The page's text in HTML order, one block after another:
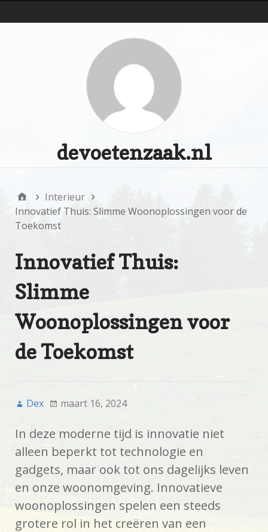
devoetenzaak.nl
Interieur
Innovatief Thuis: Slimme Woonoplossingen voor de
Toekomst
Innovatief Thuis:
Slimme
Woonoplossingen voor
de Toekomst
Dex maart 16, 2024
In deze moderne tijd is innovatie niet
alleen beperkt tot technologie en
gadgets, maar ook tot ons dagelijks leven
en onze woonomgeving. Innovatieve
woonoplossingen spelen een steeds
grotere rol in het creëren van een